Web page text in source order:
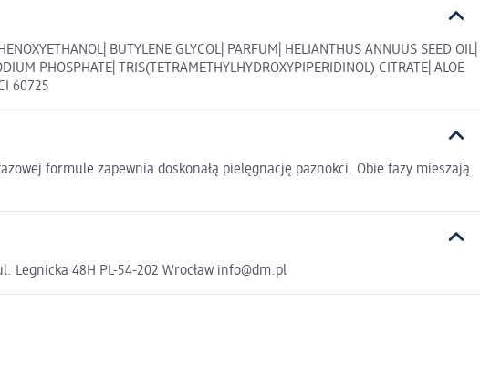
BUTYLENE GLYCOL| PARFUM| HELIANTHUS ANNUUS SEED OIL|
PHOSPHATE| TRIS(TETRAMETHYLHYDROXYPIPERIDINOL) CITRATE| ALOE
60725
formule zapewnia doskonałą pielęgnację paznokci. Obie fazy mieszają
48H PL-54-202 Wrocław info@dm.pl